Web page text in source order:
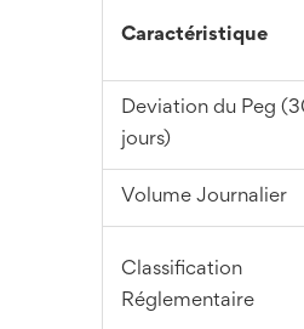
Caractéristique
Deviation du Peg
jours)
Volume Journalier
Classification
Réglementaire